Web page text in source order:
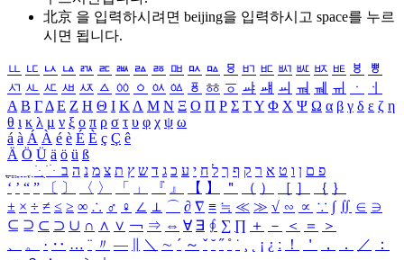
北京 을 입력하시려면 beijing을 입력하시고 space를 누르
시면 됩니다.
ㅥ ㅦ ㅧ ㅨ ㅩ ㅪ ㅫ ㅬ ㅭ ㅮ ㅯ ㅰ ㅱ ㅲ ㅳ ㅴ ㅵ ㅶ ㅷ ㅸ
ㅹ
ㅺ ㅻ ㅼ ㅽ ㅾ ㅿ ㆀ ㆁ ㆂ ㆃ ㆄ ㆅ ㆆ ㆇ ㆈ ㆉ ㆊ ㆋ ㆌ ㆍ
ㆎ
Α Β ΓΔ Ε Ζ Η Θ Ι ΚΛ Μ Ν Ξ Ο Π Ρ Σ ΤΥ Φ Χ Ψ Ω α β γ δ ε ζ η
θ ι κ λ μ ν ξ ο π ρ σ τ υ φ χ ψ ω
á à Á À é è É È ç Ç ê
Ä Ö Ü ä ö ü ß
ִֶֹ ֻּ ׁׂ פ ם ן ו ט א ר ק ף ך ל ח י ע כ ג ד ש ץ ת צ מ נ ה ב
‘ ’ “ ” 〔 〕 〈 〉 「 」 『 』 【 】 ＂ （ ） ［ ］ ｛ ｝
± × ÷ ≠ ≤ ≥ ∞ ∴ ♂ ♀ ∠ ⊥ ⌒ ∂ ∇ ≡ ≒ ≪ ≫ √ ∽ ∝ ∵ ∫ ∬ ∈ ∋
⊆ ⊇ ⊂ ⊃ ∪ ∩ ∧ ∨ ￢ ⇒ ⇔ ∀ ∃ ∮ ∑ ∏ ＋ － ＜ ＝
＞
、
。 · ‥ … ¨ 〃 ― ＼ ∼ ´ ～ ˇ ˘ ˝ ˚ ˙ ¸ ¡ ¿ ː ！ ＇ ， ． ／
：